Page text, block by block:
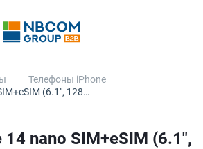
Телефоны iPhone
(6.1", 128…
14 nano SIM+eSIM (6.1",